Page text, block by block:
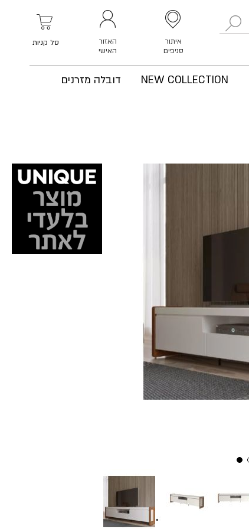
האזור
האישי
איתור
סניפים
סל קניות
NEW COLLECTION דובלה מזרנים